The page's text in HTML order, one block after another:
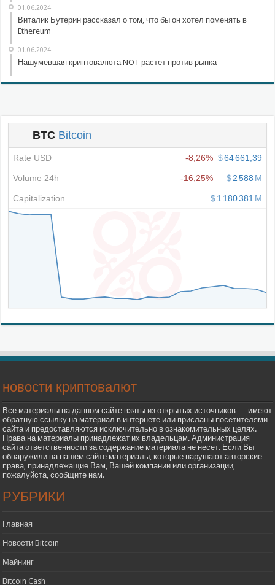
01.06.2024
Виталик Бутерин рассказал о том, что бы он хотел поменять в
Ethereum
01.06.2024
Нашумевшая криптовалюта NOT растет против рынка
новости криптовалют
Все материалы на данном сайте взяты из открытых источников — имеют
обратную ссылку на материал в интернете или присланы посетителями
сайта и предоставляются исключительно в ознакомительных целях.
Права на материалы принадлежат их владельцам. Администрация
сайта ответственности за содержание материала не несет. Если Вы
обнаружили на нашем сайте материалы, которые нарушают авторские
права, принадлежащие Вам, Вашей компании или организации,
пожалуйста, сообщите нам.
РУБРИКИ
Главная
Новости Bitcoin
Майнинг
Bitcoin Cash